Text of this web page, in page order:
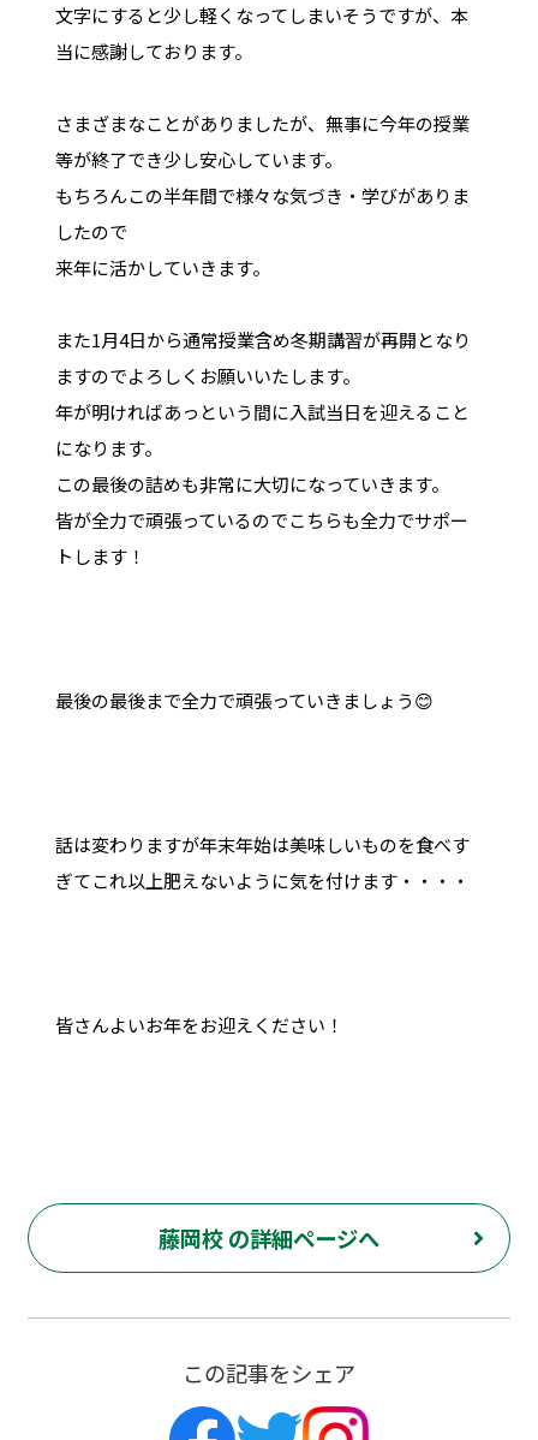
文字にすると少し軽くなってしまいそうですが、本
当に感謝しております。
さまざまなことがありましたが、無事に今年の授業
等が終了でき少し安心しています。
もちろんこの半年間で様々な気づき・学びがありま
したので
来年に活かしていきます。
また1月4日から通常授業含め冬期講習が再開となり
ますのでよろしくお願いいたします。
年が明ければあっという間に入試当日を迎えること
になります。
この最後の詰めも非常に大切になっていきます。
皆が全力で頑張っているのでこちらも全力でサポー
トします！
最後の最後まで全力で頑張っていきましょう😊
話は変わりますが年末年始は美味しいものを食べす
ぎてこれ以上肥えないように気を付けます・・・・
皆さんよいお年をお迎えください！
藤岡校 の詳細ページへ
この記事をシェア